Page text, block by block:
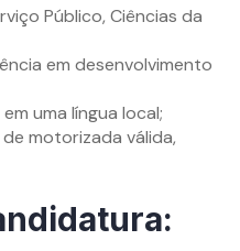
Público, Ciências da
em desenvolvimento
uma língua local;
motorizada válida,